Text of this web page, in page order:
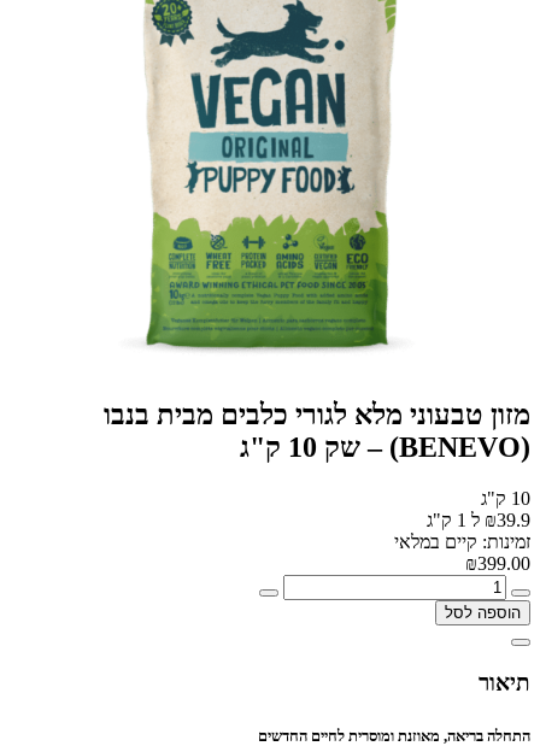
מזון טבעוני מלא לגורי כלבים מבית בנבו
(BENEVO) – שק 10 ק"ג
10 ק"ג
₪39.9 ל 1 ק"ג
זמינות: קיים במלאי
₪399.00
הוספה לסל
תיאור
התחלה בריאה, מאוזנת ומוסרית לחיים החדשים